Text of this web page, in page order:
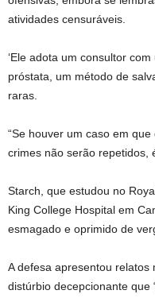
atividades censuráveis.
‘Ele adota um consultor
próstata, um método de
raras.
“Se houver um caso em
crimes não serão repetidos,
Starch, que estudou no
King College Hospital em
esmagado e oprimido de
A defesa apresentou relatos
distúrbio decepcionante que